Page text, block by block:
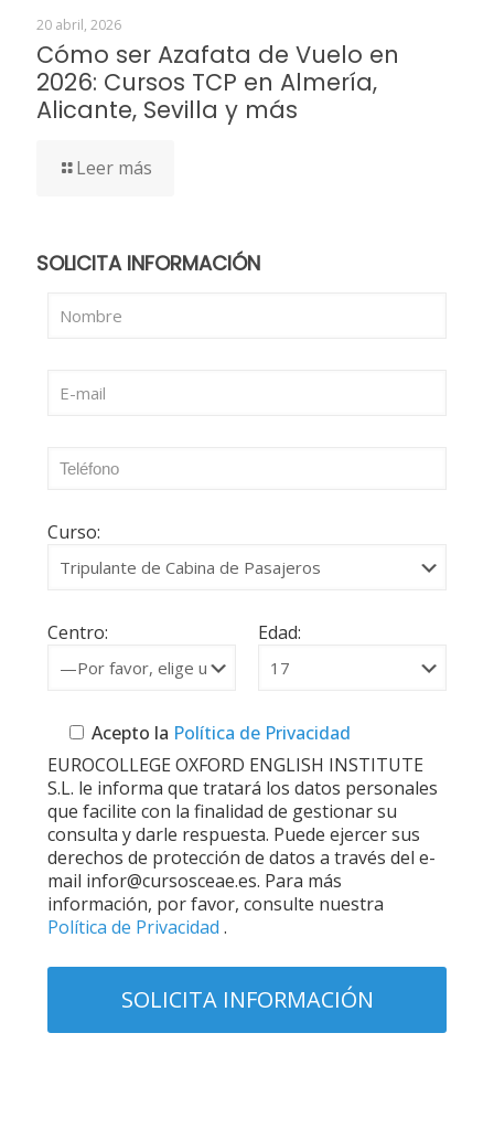
20 abril, 2026
Cómo ser Azafata de Vuelo en
2026: Cursos TCP en Almería,
Alicante, Sevilla y más
Leer más
SOLICITA INFORMACIÓN
Curso:
Centro: Edad:
Acepto la Política de Privacidad
EUROCOLLEGE OXFORD ENGLISH INSTITUTE
S.L. le informa que tratará los datos personales
que facilite con la finalidad de gestionar su
consulta y darle respuesta. Puede ejercer sus
derechos de protección de datos a través del e-
mail infor@cursosceae.es. Para más
información, por favor, consulte nuestra
Política de Privacidad .